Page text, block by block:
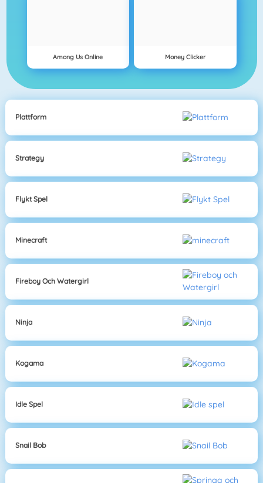
Among Us Online Money Clicker
Plattform
Strategy
Flykt Spel
Minecraft
Fireboy Och Watergirl
Ninja
Kogama
Idle Spel
Snail Bob